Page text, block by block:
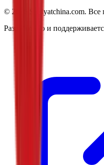
© 2026 Studyatchina.com. Все
Разработано и